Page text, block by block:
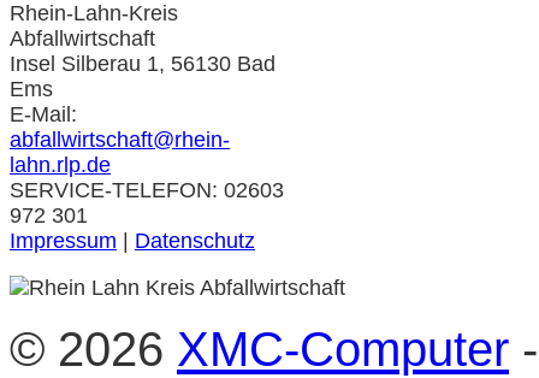
Rhein-Lahn-Kreis
Abfallwirtschaft
Insel Silberau 1, 56130 Bad
Ems
E-Mail:
abfallwirtschaft@rhein-
lahn.rlp.de
SERVICE-TELEFON: 02603
972 301
Impressum
Datenschutz
© 2026 XMC-Computer